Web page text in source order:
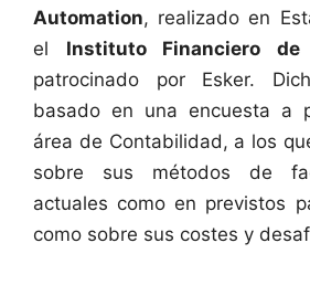
Automation, realizado en
el Instituto Financiero de
patrocinado por Esker.
basado en una encuesta a
área de Contabilidad, a los
sobre sus métodos de
actuales como en previstos
como sobre sus costes y